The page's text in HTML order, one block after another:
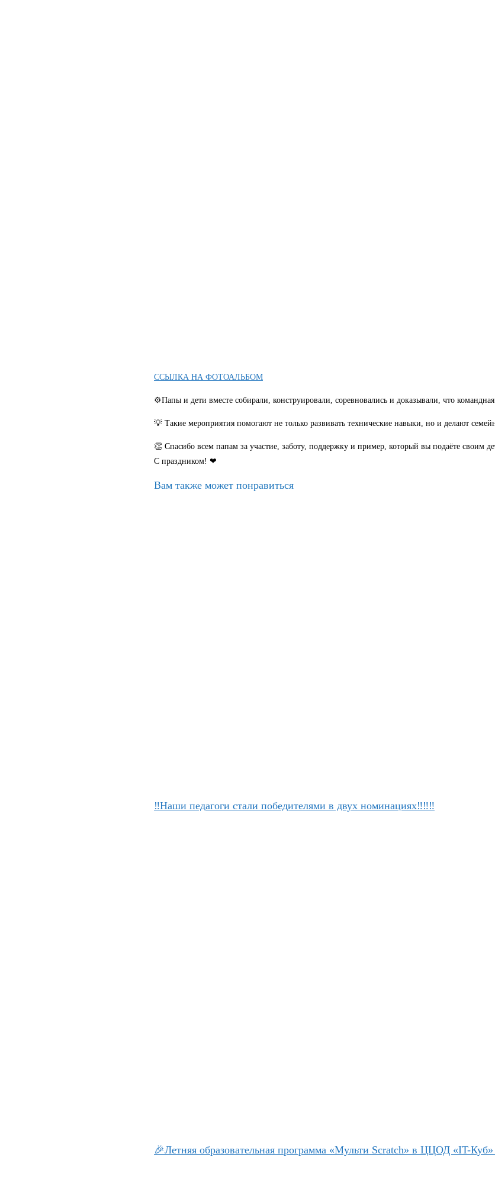
ССЫЛКА НА ФОТОАЛЬБОМ
⚙Папы и дети вместе собирали, конструировали, соревновались и доказывали, что
💡 Такие мероприятия помогают не только развивать технические навыки, но и делают
👏 Спасибо всем папам за участие, заботу, поддержку и пример, который вы подаёте своим
С праздником! ❤
Вам также может понравиться
‼Наши педагоги стали победителями в двух номинациях‼‼‼
🎉Летняя образовательная программа «Мульти Scratch» в ЦЦОД «IT-